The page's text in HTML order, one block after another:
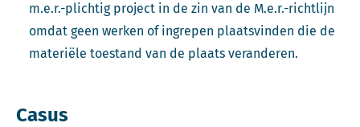
m.e.r.-plichtig project in de zin van de M.e.r.-richtlijn
omdat geen werken of ingrepen plaatsvinden die de
materiële toestand van de plaats veranderen.
Casus